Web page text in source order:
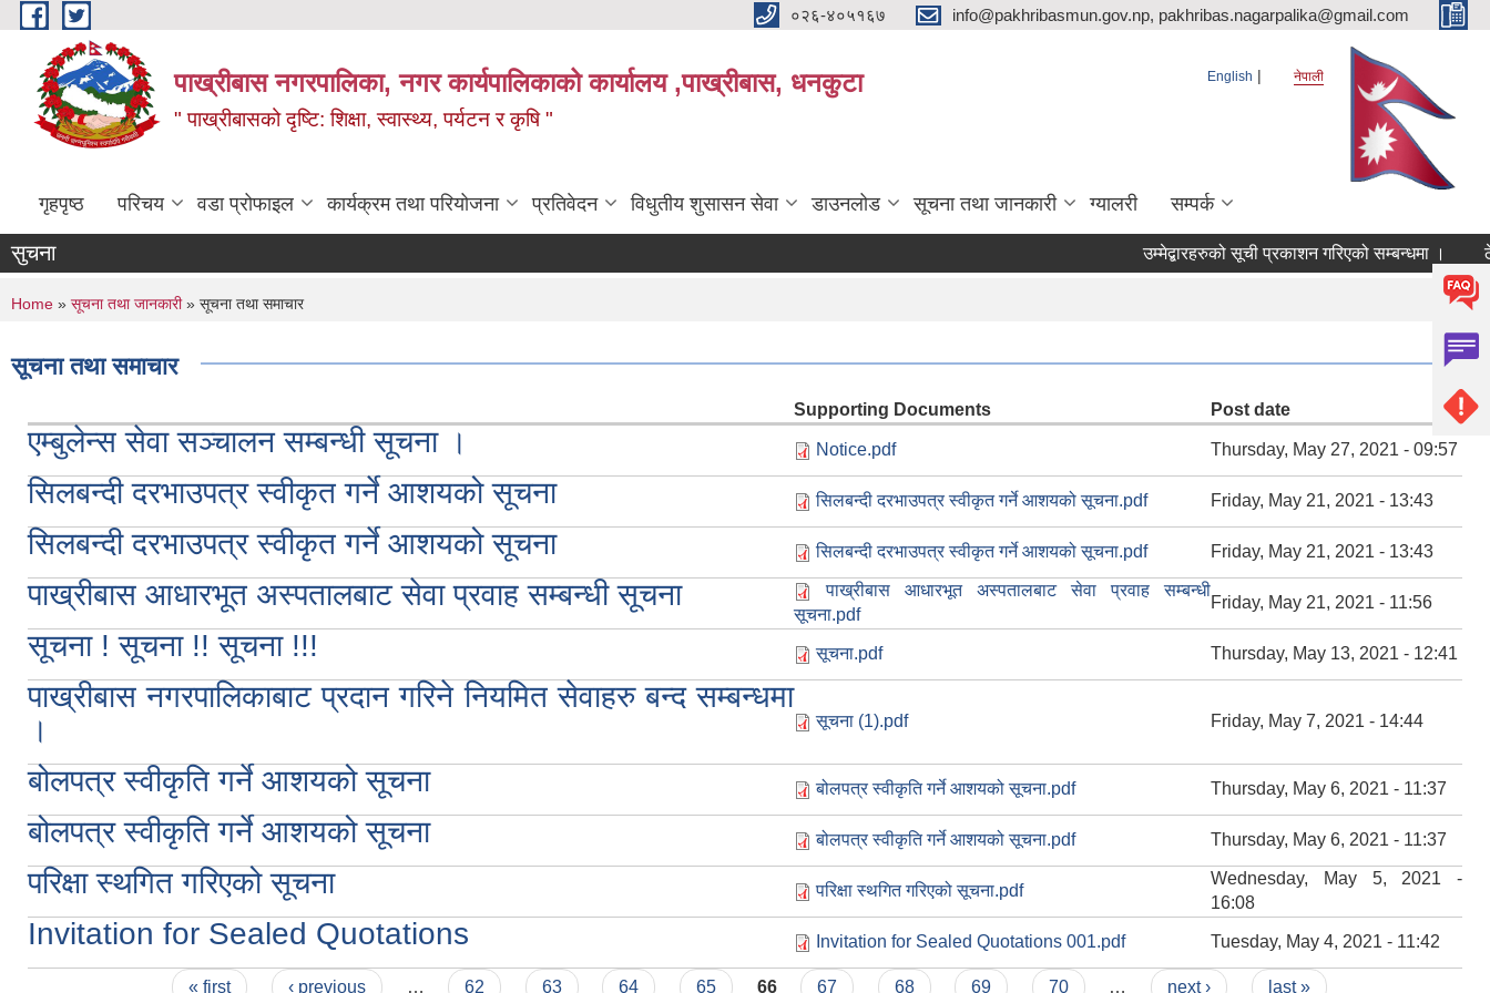
Skip to main content ०२६-४०५१६७ info@pakhribasmun.gov.np, pakhribas.nagarpalika@gmail.com
पाख्रीबास नगरपालिका, नगर कार्यपालिकाको कार्यालय ,पाख्रीबास, धनकुटा
" पाख्रीबासको दृष्टि: शिक्षा, स्वास्थ्य, पर्यटन र कृषि "
English नेपाली
गृहपृष्ठ परिचय वडा प्रोफाइल कार्यक्रम तथा परियोजना प्रतिवेदन विधुतीय शुसासन सेवा डाउनलोड सूचना तथा जानकारी ग्यालरी सम्पर्क
सुचना उम्मेद्बारहरुको सूची प्रकाशन गरिएको सम्बन्धमा ।
You are here
Home » सूचना तथा जानकारी» सूचना तथा समाचार
सूचना तथा समाचार
Supporting Documents Post date
एम्बुलेन्स सेवा सञ्चालन सम्बन्धी सूचना । Notice.pdf Thursday, May 27, 2021 - 09:57
सिलबन्दी दरभाउपत्र स्वीकृत गर्ने आशयको सूचना सिलबन्दी दरभाउपत्र स्वीकृत गर्ने आशयको सूचना.pdf Friday, May 21, 2021 - 13:43
सिलबन्दी दरभाउपत्र स्वीकृत गर्ने आशयको सूचना सिलबन्दी दरभाउपत्र स्वीकृत गर्ने आशयको सूचना.pdf Friday, May 21, 2021 - 13:43
पाख्रीबास आधारभूत अस्पतालबाट सेवा प्रवाह सम्बन्धी सूचना
पाख्रीबास आधारभूत अस्पतालबाट सेवा प्रवाह सम्बन्धी
सूचना.pdf
Friday, May 21, 2021 - 11:56
सूचना ! सूचना !! सूचना !!! सूचना.pdf Thursday, May 13, 2021 - 12:41
पाख्रीबास नगरपालिकाबाट प्रदान गरिने नियमित सेवाहरु बन्द सम्बन्धमा
।
सूचना (1).pdf Friday, May 7, 2021 - 14:44
बोलपत्र स्वीकृति गर्ने आशयको सूचना बोलपत्र स्वीकृति गर्ने आशयको सूचना.pdf Thursday, May 6, 2021 - 11:37
बोलपत्र स्वीकृति गर्ने आशयको सूचना बोलपत्र स्वीकृति गर्ने आशयको सूचना.pdf Thursday, May 6, 2021 - 11:37
परिक्षा स्थगित गरिएको सूचना परिक्षा स्थगित गरिएको सूचना.pdf
Wednesday, May 5, 2021 -
16:08
Invitation for Sealed Quotations Invitation for Sealed Quotations 001.pdf Tuesday, May 4, 2021 - 11:42
« first ‹ previous … 62 63 64 65 66 67 68 69 70 … next › last »